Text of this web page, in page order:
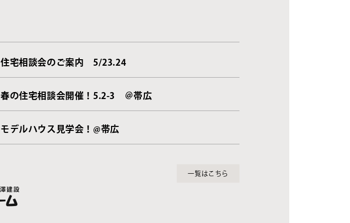
住宅相談会のご案内 5/23.24
春の住宅相談会開催！5.2-3 ＠帯広
モデルハウス見学会！@帯広
一覧はこちら